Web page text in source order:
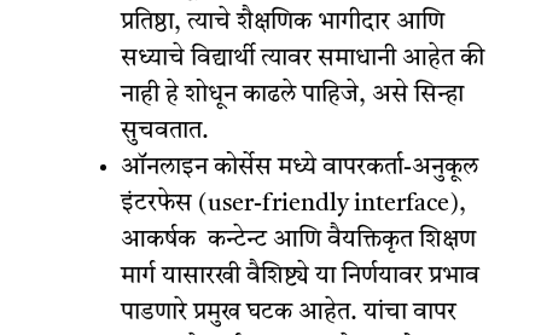
प्रतिष्ठा, त्याचे शैक्षणिक भागीदार आणि
सध्याचे विद्यार्थी त्यावर समाधानी आहेत की
नाही हे शोधून काढले पाहिजे, असे सिन्हा
सुचवतात.
ऑनलाइन कोर्सेस मध्ये वापरकर्ता-अनुकूल
इंटरफेस (user-friendly interface),
आकर्षक कन्टेन्ट आणि वैयक्तिकृत शिक्षण
मार्ग यासारखी वैशिष्ट्ये या निर्णयावर प्रभाव
पाडणारे प्रमुख घटक आहेत. यांचा वापर